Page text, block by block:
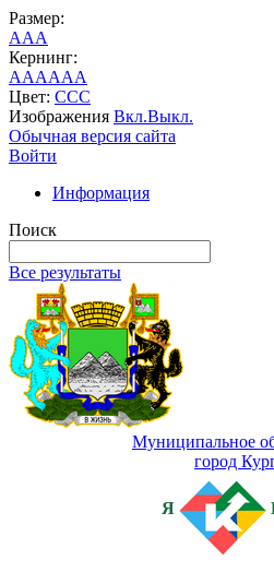
Размер:
AAA
Кернинг:
AAAAAA
Цвет: CCC
Изображения Вкл.Выкл.
Обычная версия сайта
Войти
Информация
Поиск
Все результаты
Муниципальное
город
Я